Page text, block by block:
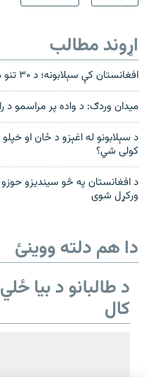
اړوند مطالب
افغانستان کې سېلابونه؛ د ۳۰ تنو مړینه او ۷۴ نورو ټپي کیدل تایید شول
میدان وردګ: د واده پر مراسمو د راغلي
د سېلابونو له اغېزو د ځان او
کولی شي؟
د افغانستان په څو سیندیزو حوزو
ورکړل شوی
دا هم دلته ووینئ
د طالبانو د بیا
کال